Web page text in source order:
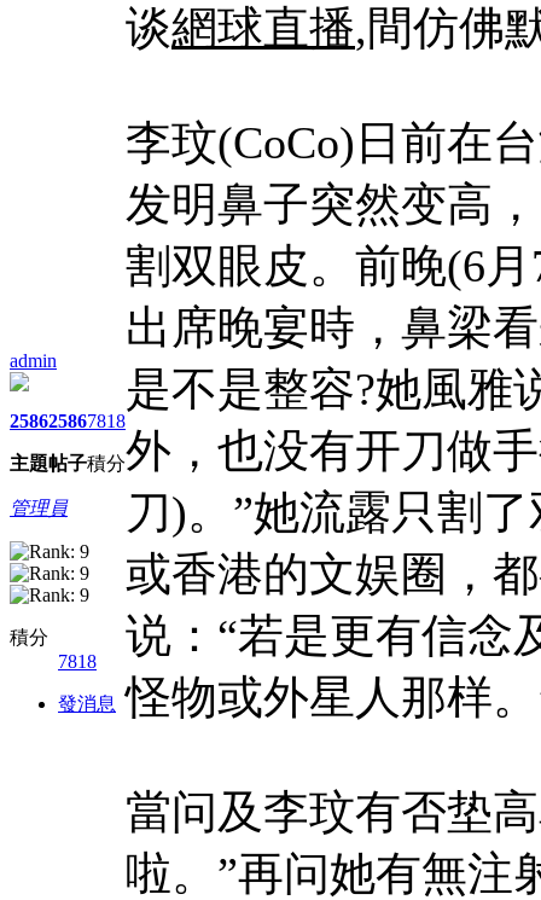
admin
2586
主題
2586
帖子
7818
積分
管理員
積分
7818
發消息
谈網球直播,間仿佛
李玟(CoCo)日前在
发明鼻子突然变高
割双眼皮。前晚(6
出席晚宴時，鼻梁
是不是整容?她風雅
外，也没有开刀做
刀)。”她流露只割
或香港的文娱圈，
说：“若是更有信念
怪物或外星人那样
當问及李玟有否垫
啦。”再问她有無注